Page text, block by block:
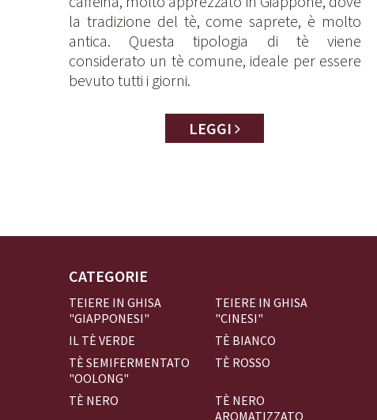
la tradizione del tè, come saprete, è molto
antica. Questa tipologia di tè viene
considerato un tè comune, ideale per essere
bevuto tutti i giorni.
LEGGI
CATEGORIE
TEIERE IN GHISA
"GIAPPONESI"
TEIERE IN GHISA
"CINESI"
IL TÈ VERDE
TÈ BIANCO
TÈ SEMIFERMENTATO
"OOLONG"
TÈ ROSSO
TÈ NERO
TÈ NERO
AROMATIZZATO